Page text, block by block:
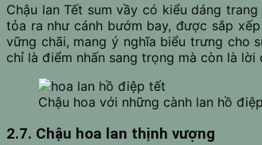
Chậu lan Tết sum vầy có kiểu dáng
tỏa ra như cánh bướm bay, được sắp
vững chãi, mang ý nghĩa biểu trưng cho
chỉ là điểm nhấn sang trọng mà còn là
Chậu hoa với những cành lan hồ
2.7. Chậu hoa lan thịnh vượng